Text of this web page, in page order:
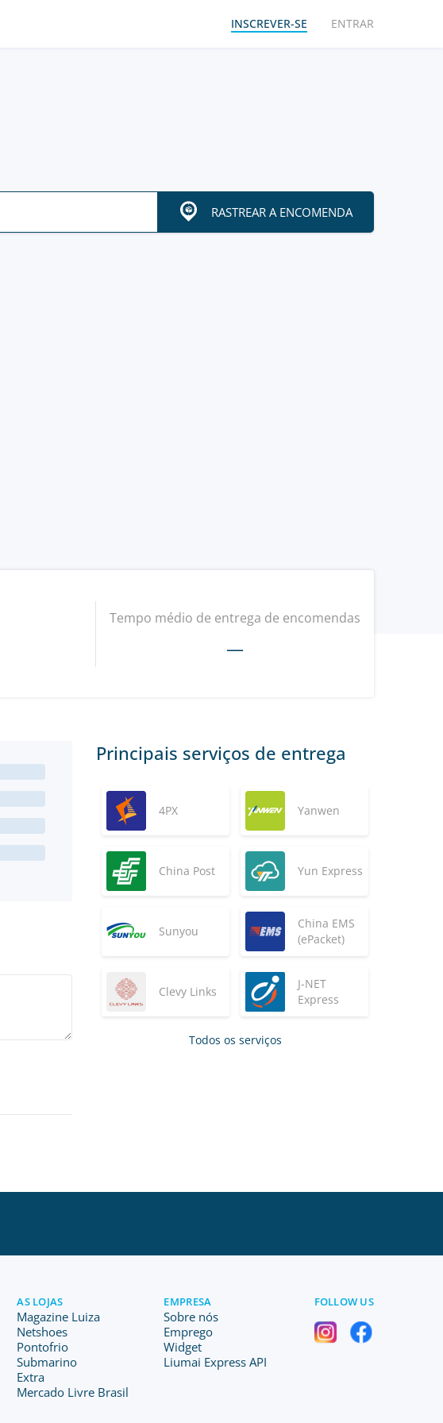
INSCREVER-SE ENTRAR
RASTREAR A ENCOMENDA
Tempo médio de entrega de encomendas
—
Principais serviços de entrega
4PX Yanwen
China Post Yun Express
Sunyou
China EMS
(ePacket)
Clevy Links
J-NET
Express
Todos os serviços
AS LOJAS
Magazine Luiza
Netshoes
Pontofrio
Submarino
Extra
Mercado Livre Brasil
EMPRESA
Sobre nós
Emprego
Widget
Liumai Express API
FOLLOW US